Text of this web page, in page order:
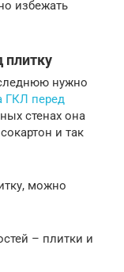
избежать
плитку
нужно
ГКЛ перед
стенах она
и так
можно
– плитки и